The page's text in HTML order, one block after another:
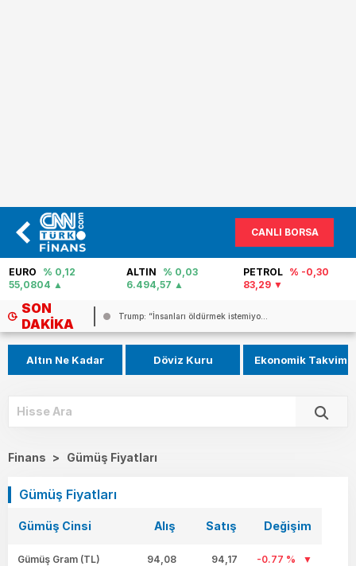
CANLI BORSA
EURO
% 0,12
55,0804
ALTIN
% 0,03
6.494,57
PETROL % -0,30
83,29
SON
DAKIKA
Trump: “İnsanları öldürmek istemiyo...
Altın Ne Kadar Döviz Kuru Ekonomik Takvim
Finans > Gümüş Fiyatları
Gümüş Fiyatları
Gümüş Cinsi Alış Satış Değişim
Gümüş Gram (TL) 94,08 94,17 -0.77 %